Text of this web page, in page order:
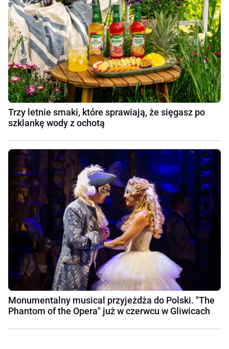
Trzy letnie smaki, które sprawiają, że sięgasz po
szklankę wody z ochotą
Monumentalny musical przyjeżdża do Polski. "The
Phantom of the Opera" już w czerwcu w Gliwicach